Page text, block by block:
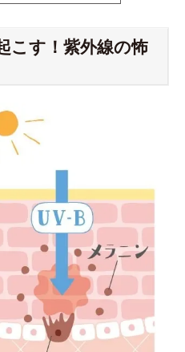
こす！紫外線の怖